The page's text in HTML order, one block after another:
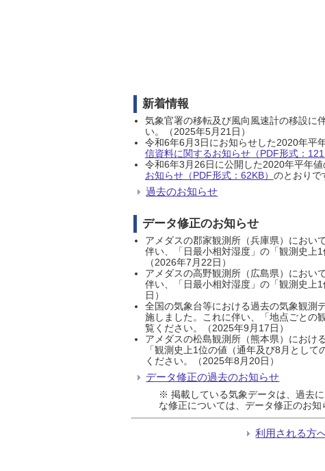
新着情報
気象官署の移転及び風向風速計の移設に
い。（2025年5月21日）
令和6年6月3日にお知らせした2020年平
信資料に関するお知らせ（PDF形式：
令和6年3月26日に公開した2020年平年
お知らせ（PDF形式：62KB） のとおりで
過去のお知らせ
データ修正のお知らせ
アメダスの郡家観測所（兵庫県）におい
伴い、「日最小相対湿度」の「観測史上
（2026年7月22日）
アメダスの高野観測所（広島県）におい
伴い、「日最小相対湿度」の「観測史上
日）
全国の気象台等における過去の気象観測
施しました。これに伴い、「地点ごとの
覧ください。（2025年9月17日）
アメダスの松島観測所（熊本県）におけ
「観測史上1位の値（通年及び8月とし
ください。（2025年8月20日）
データ修正の過去のお知らせ
※ 掲載している気象データは、過去
な修正については、データ修正のお知
利用される方